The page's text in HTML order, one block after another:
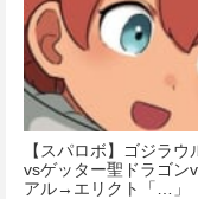
【スパロボ】ゴジラウ
vsゲッター聖ドラゴン
アル→エリクト「…」